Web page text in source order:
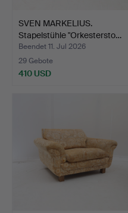
SVEN MARKELIUS.
Stapelstühle "Orkestersto…
Beendet 11. Jul 2026
29 Gebote
410 USD